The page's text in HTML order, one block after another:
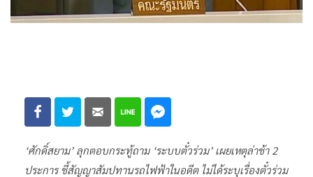
‘ศักดิ์สยาม’ ลุกตอบกระทู้ถาม ‘ระบบตั๋วร่วม’ เผยเหตุล่าช้า 2
ประการ ชี้สัญญาสัมปทานรถไฟฟ้าในอดีต ไม่ได้ระบุเรื่องตั๋วร่วม